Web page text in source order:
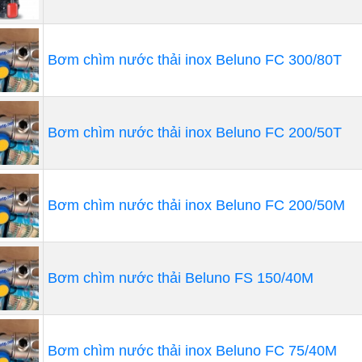
điểm của máy bơm hóa chất nhập
Được thiết kế bằng các vật liệu có tính chất chống ăn
tiếng ồn.
Bơm chìm nước thải inox Beluno FC 300/80T
Bơm chìm nước thải inox Beluno FC 200/50T
Bơm chìm nước thải inox Beluno FC 200/50M
Bơm chìm nước thải Beluno FS 150/40M
Bơm chìm nước thải inox Beluno FC 75/40M